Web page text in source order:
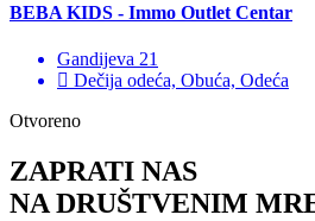
BEBA KIDS - Immo Outlet Centar
Gandijeva 21
Dečija odeća, Obuća, Odeća
Otvoreno
ZAPRATI NAS
NA DRUŠTVENIM